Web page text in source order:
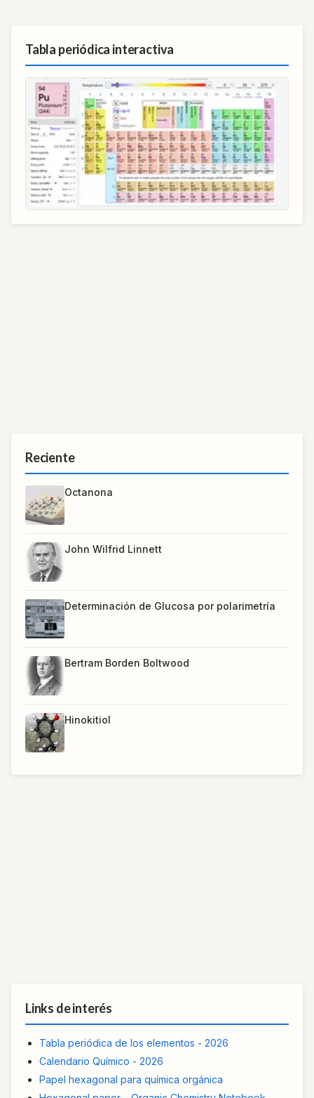
Tabla periódica interactiva
Reciente
Octanona
John Wilfrid Linnett
Determinación de Glucosa por polarimetría
Bertram Borden Boltwood
Hinokitiol
Links de interés
Tabla periódica de los elementos - 2026
Calendario Químico - 2026
Papel hexagonal para química orgánica